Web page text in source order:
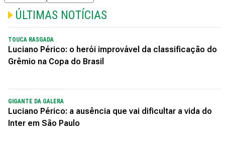
ÚLTIMAS NOTÍCIAS
TOUCA RASGADA
Luciano Périco: o herói improvável da classificação do
Grêmio na Copa do Brasil
GIGANTE DA GALERA
Luciano Périco: a ausência que vai dificultar a vida do
Inter em São Paulo